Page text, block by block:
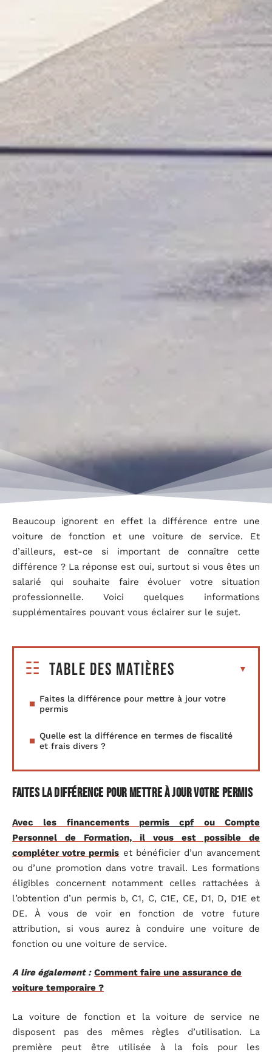
Beaucoup ignorent en effet la différence entre une
voiture de fonction et une voiture de service. Et
d’ailleurs, est-ce si important de connaître cette
différence ? La réponse est oui, surtout si vous êtes un
salarié qui souhaite faire évoluer votre situation
professionnelle. Voici quelques informations
supplémentaires pouvant vous éclairer sur le sujet.
Table des matières
Faites la différence pour mettre à jour votre
permis
Quelle est la différence en termes de fiscalité
et frais divers ?
Faites la différence pour mettre à jour votre permis
Avec les financements permis cpfou Compte
Personnel de Formation, il vous est possible de
compléter votre permis et bénéficier d’un avancement
ou d’une promotion dans votre travail. Les formations
éligibles concernent notamment celles rattachées à
l’obtention d’un permis b, C1, C, C1E, CE, D1, D, D1E et
DE. À vous de voir en fonction de votre future
attribution, si vous aurez à conduire une voiture de
fonction ou une voiture de service.
A lire également : Comment faire une assurance de
voiture temporaire ?
La voiture de fonction et la voiture de service ne
disposent pas des mêmes règles d’utilisation. La
première peut être utilisée à la fois pour les